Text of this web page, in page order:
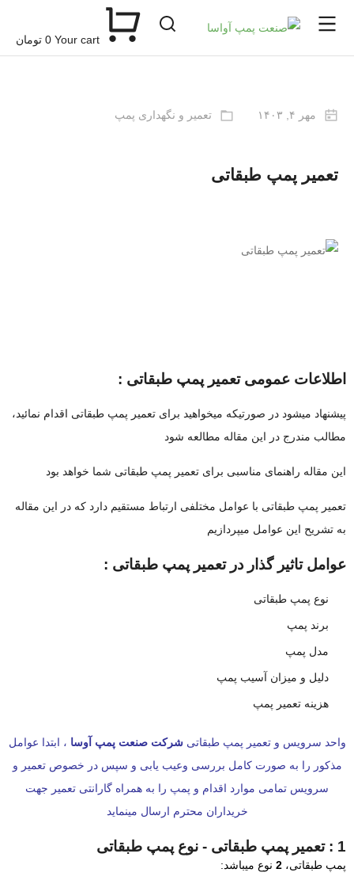
Your cart
0 تومان
مهر ۴, ۱۴۰۳ تعمیر و نگهداری پمپ
تعمیر پمپ طبقاتی
اطلاعات عمومی تعمیر پمپ طبقاتی :
پیشنهاد میشود در صورتیکه میخواهید برای تعمیر پمپ طبقاتی اقدام نمائید،
مطالب مندرج در این مقاله مطالعه شود
این مقاله راهنمای مناسبی برای تعمیر پمپ طبقاتی شما خواهد بود
تعمیر پمپ طبقاتی با عوامل مختلفی ارتباط مستقیم دارد که در این مقاله
به تشریح این عوامل میپردازیم
عوامل تاثیر گذار در تعمیر پمپ طبقاتی :
نوع پمپ طبقاتی
برند پمپ
مدل پمپ
دلیل و میزان آسیب پمپ
هزینه تعمیر پمپ
واحد سرویس و تعمیر پمپ طبقاتی شرکت صنعت پمپ آوسا ، ابتدا عوامل
مذکور را به صورت کامل بررسی وعیب یابی و سپس در خصوص تعمیر و
سرویس تمامی موارد اقدام و پمپ را به همراه گارانتی تعمیر جهت
خریداران محترم ارسال مینماید
1 : تعمیر پمپ طبقاتی - نوع پمپ طبقاتی
پمپ طبقاتی، 2 نوع میباشد: